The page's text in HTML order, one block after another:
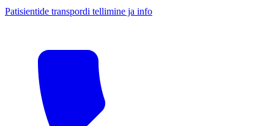
Patisientide transpordi tellimine ja info